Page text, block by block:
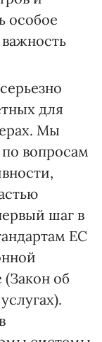
особое
для
Мы
вопросам
шаг в
ЕС
об